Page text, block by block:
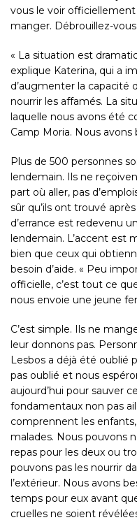
vous le voir officiellement
manger. Débrouillez-
« La situation est
explique Katerina, qui a
d’augmenter la capacité
nourrir les affamés. La
laquelle nous avons été
Camp Moria. Nous avons
Plus de 500 personnes
lendemain. Ils ne
part où aller, pas
sûr qu’ils ont trouvé
d’errance est redevenu
lendemain. L’accent est
bien que ceux qui
besoin d’aide. « Peu
officielle, c’est tout ce
nous envoie une jeune
C’est simple. Ils ne
leur donnons pas.
Lesbos a déjà été oublié
pas oublié et nous
aujourd’hui pour sauver
fondamentaux non pas
comprennent les
malades. Nous pouvons
repas pour les deux ou
pouvons pas les nourrir
l’extérieur. Nous avons
temps pour eux avant
cruelles ne soient